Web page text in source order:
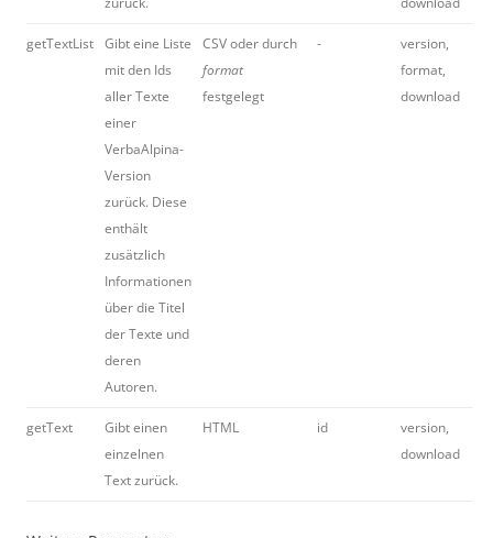
getTextList Gibt eine Liste
mit den Ids
aller Texte
einer
VerbaAlpina-
Version
zurück. Diese
enthält
zusätzlich
Informationen
über die Titel
der Texte und
deren
Autoren.
CSV oder durch
format
festgelegt
-
version,
format,
download
getText
Gibt einen
einzelnen
Text zurück.
HTML id
version,
download